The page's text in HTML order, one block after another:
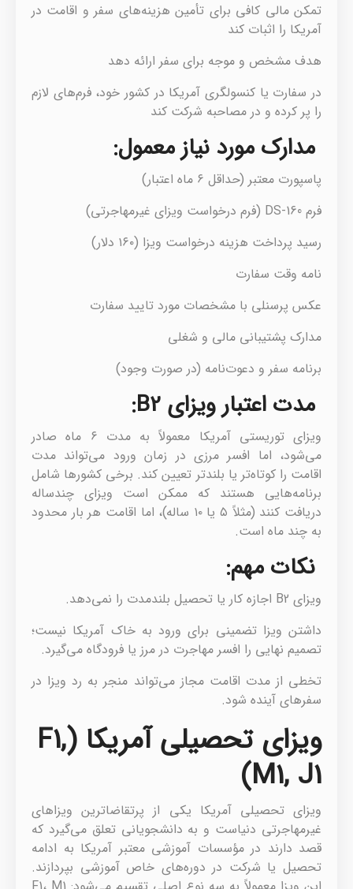
تمکن مالی کافی برای تأمین هزینه‌های سفر و اقامت در
آمریکا را اثبات کند
هدف مشخص و موجه برای سفر ارائه دهد
در سفارت یا کنسولگری آمریکا در کشور خود، فرم‌های لازم
را پر کرده و در مصاحبه شرکت کند
مدارک مورد نیاز معمول:
پاسپورت معتبر (حداقل ۶ ماه اعتبار)
فرم DS-160 (فرم درخواست ویزای غیرمهاجرتی)
رسید پرداخت هزینه درخواست ویزا (۱۶۰ دلار)
نامه وقت سفارت
عکس پرسنلی با مشخصات مورد تایید سفارت
مدارک پشتیبانی مالی و شغلی
برنامه سفر و دعوت‌نامه (در صورت وجود)
مدت اعتبار ویزای B2:
ویزای توریستی آمریکا معمولاً به مدت ۶ ماه صادر
می‌شود، اما افسر مرزی در زمان ورود می‌تواند مدت
اقامت را کوتاه‌تر یا بلندتر تعیین کند. برخی کشورها شامل
برنامه‌هایی هستند که ممکن است ویزای چندساله
دریافت کنند (مثلاً ۵ یا ۱۰ ساله)، اما اقامت هر بار محدود
به چند ماه است.
نکات مهم:
ویزای B2 اجازه کار یا تحصیل بلندمدت را نمی‌دهد.
داشتن ویزا تضمینی برای ورود به خاک آمریکا نیست؛
تصمیم نهایی را افسر مهاجرت در مرز یا فرودگاه می‌گیرد.
تخطی از مدت اقامت مجاز می‌تواند منجر به رد ویزا در
سفرهای آینده شود.
ویزای تحصیلی آمریکا (F1,
M1, J1)
ویزای تحصیلی آمریکا یکی از پرتقاضاترین ویزاهای
غیرمهاجرتی دنیاست و به دانشجویانی تعلق می‌گیرد که
قصد دارند در مؤسسات آموزشی معتبر آمریکا به ادامه
تحصیل یا شرکت در دوره‌های خاص آموزشی بپردازند.